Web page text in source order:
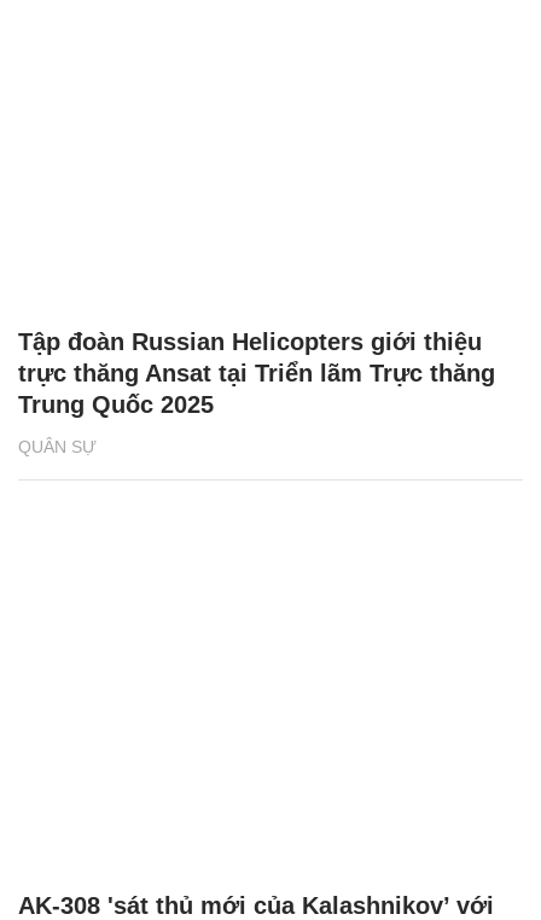
QUÂN SỰ
Tập đoàn Russian Helicopters giới thiệu
trực thăng Ansat tại Triển lãm Trực thăng
Trung Quốc 2025
AK-308 'sát thủ mới của Kalashnikov’ với